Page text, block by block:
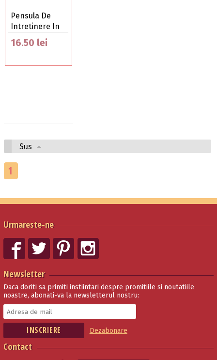
Pensula De
Intretinere In
16.50 lei
Sus
1
Urmareste-ne
Newsletter
Daca doriti sa primiti instiintari despre promitiile si noutatiile
noastre, abonati-va la newsletterul nostru:
Dezabonare
Contact